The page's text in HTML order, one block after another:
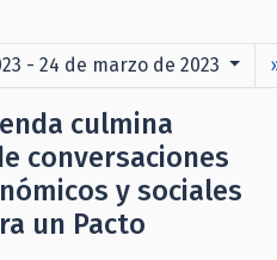
- 24 de marzo de 2023
culmina
conversaciones
y sociales
un Pacto